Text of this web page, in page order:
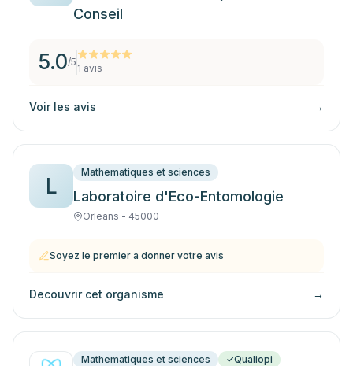
Conseil
5.0/5
1 avis
Voir les avis →
L
Mathematiques et sciences
Laboratoire d'Eco-Entomologie
Orleans - 45000
Soyez le premier a donner votre avis
Decouvrir cet organisme →
Mathematiques et sciences Qualiopi